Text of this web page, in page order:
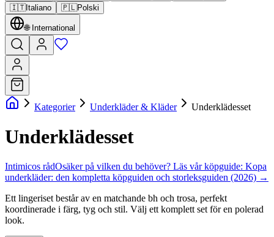
🇮🇹Italiano 🇵🇱Polski
🌐 International
Kategorier Underkläder & Kläder Underklädesset
Underklädesset
Intimicos rådOsäker på vilken du behöver? Läs vår köpguide: Kopa
underkläder: den kompletta köpguiden och storleksguiden (2026) →
Ett lingeriset består av en matchande bh och trosa, perfekt
koordinerade i färg, tyg och stil. Välj ett komplett set för en polerad
look.